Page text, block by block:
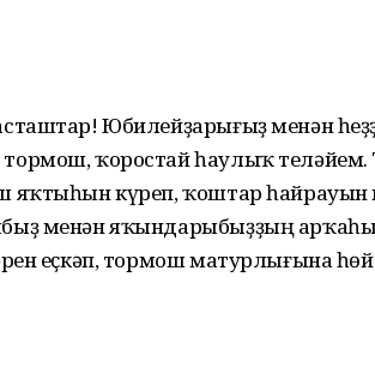
Юбилейҙарығыҙ менән
тормош, ҡоростай һаулыҡ
яҡтыһын күреп, ҡоштар һайрауын
менән яҡындарыбыҙҙың
еҫкәп, тормош матурлығына